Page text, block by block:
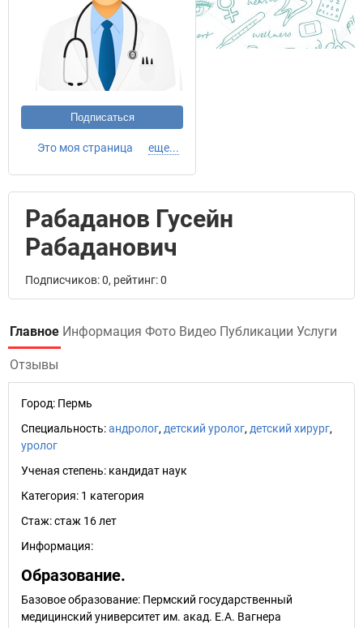
Подписаться
Это моя страница еще...
Рабаданов Гусейн
Рабаданович
Подписчиков: 0, рейтинг: 0
Главное Информация Фото Видео Публикации Услуги
Отзывы
Город: Пермь
Специальность:андролог, детский уролог, детский хирург,
уролог
Ученая степень: кандидат наук
Категория: 1 категория
Стаж:стаж 16 лет
Информация:
Образование.
Базовое образование: Пермский государственный
медицинский университет им. акад. Е.А. Вагнера